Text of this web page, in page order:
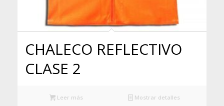
CHALECO REFLECTIVO
CLASE 2
Leer más Mostrar detalles